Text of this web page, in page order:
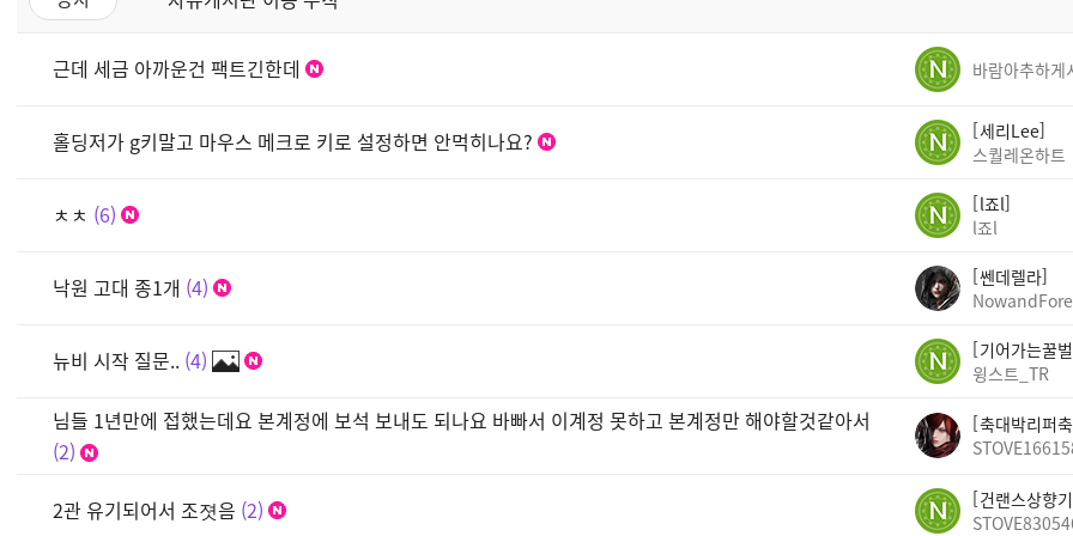
근데 세금 아까운건 팩트긴한데
홀딩저가 g키말고 마우스 메크로 키로 설정하면 안먹히나요?
세리Lee
스퀄레온하트
ㅊㅊ 6
l죠l
l죠l
낙원 고대 종1개 4
쎈데렐라
뉴비 시작 질문.. 4
기어가는꿀벌
윙스트_TR
님들 1년만에 접했는데요 본계정에 보석 보내도 되나요 바빠서 이계정 못하고 본계정만 해야할것같아서
2
축대박리퍼축
2관 유기되어서 조졋음 2
건랜스상향